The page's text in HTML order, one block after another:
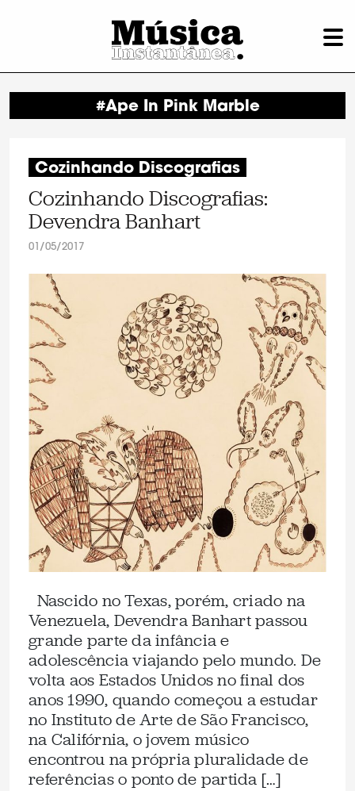
#Ape In Pink Marble
Cozinhando Discografias
Cozinhando Discografias:
Devendra Banhart
01/05/2017
Nascido no Texas, porém, criado na
Venezuela, Devendra Banhart passou
grande parte da infância e
adolescência viajando pelo mundo. De
volta aos Estados Unidos no final dos
anos 1990, quando começou a estudar
no Instituto de Arte de São Francisco,
na Califórnia, o jovem músico
encontrou na própria pluralidade de
referências o ponto de partida […]